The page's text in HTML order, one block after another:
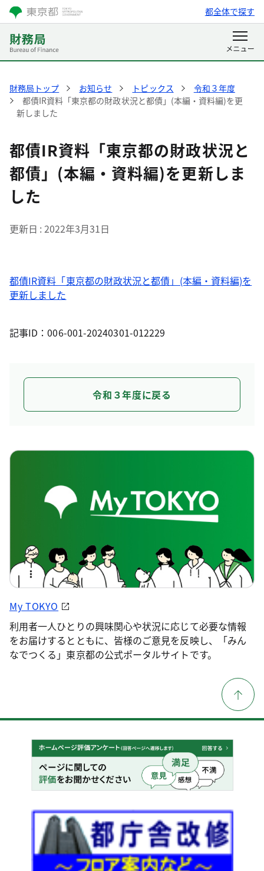
都全体で探す
財務局トップ お知らせ トピックス
令和３年度
都債IR資料「東京都の財政状況と都債」(本編・資料編)を更
新しました
都債IR資料「東京都の財政状況と
都債」(本編・資料編)を更新しま
した
更新日 2022年3月31日
都債IR資料「東京都の財政状況と都債」(本編・資料編)を
更新しました
記事ID：006-001-20240301-012229
令和３年度に戻る
My TOKYO
利用者一人ひとりの興味関心や状況に応じて必要な情報
をお届けするとともに、皆様のご意見を反映し、「みん
なでつくる」東京都の公式ポータルサイトです。